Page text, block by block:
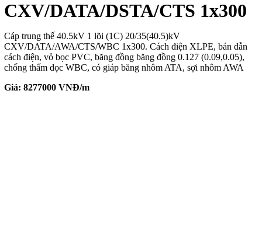
CXV/DATA/DSTA/CTS 1x300
Cáp trung thế 40.5kV 1 lõi (1C) 20/35(40.5)kV
CXV/DATA/AWA/CTS/WBC 1x300. Cách điện XLPE, bán dẫn
cách điện, vỏ bọc PVC, băng đồng băng đồng 0.127 (0.09,0.05),
chống thấm dọc WBC, có giáp băng nhôm ATA, sợi nhôm AWA
Giá: 8277000VNĐ/m